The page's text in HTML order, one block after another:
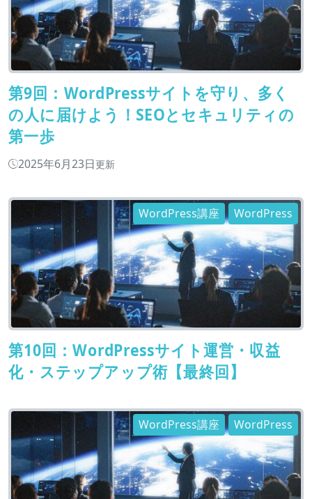
第9回：WordPressサイトを守り、多く
の人に届けよう！SEOとセキュリティの
第一歩
2025年6月23日更新
第10回：WordPressサイト運営・収益
化・ステップアップ術【最終回】
WordPress講座 WordPress
WordPress講座 WordPress